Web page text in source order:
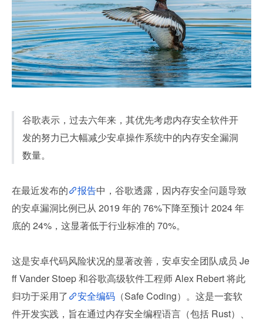
谷歌表示，过去六年来，其优先考虑内存安全软件开
发的努力已大幅减少安卓操作系统中的内存安全漏洞
数量。
在最近发布的 报告中，谷歌透露，因内存安全问题导致
的安卓漏洞比例已从 2019 年的 76%下降至预计 2024 年
底的 24%，这显著低于行业标准的 70%。
这是安卓代码风险状况的显著改善，安卓安全团队成员 Je
ff Vander Stoep 和谷歌高级软件工程师 Alex Rebert 将此
归功于采用了
安全编码 （Safe Coding）。这是一套软
件开发实践，旨在通过内存安全编程语言（包括 Rust）、